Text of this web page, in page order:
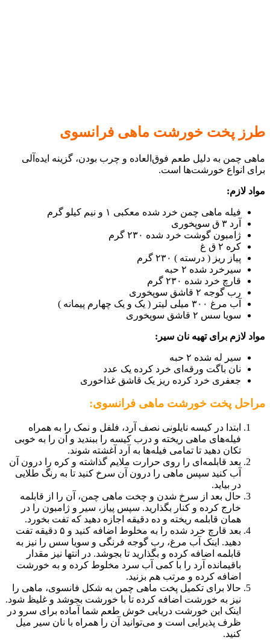
طرز پخت خورشت ماهی فرانسوی
ماهی چمن به دلیل طعم فوق‌العاده و چرب بودن، گزینه ایده‌آلی
برای انواع خورشت‌ها است.
مواد لازم:
فیله ماهی چمن خرد شده معکبی ۱ و نیم کیلو گرم
آرد ۳ ق سوپخوری
ژامبون گوشت خرد شده ۲۳۰ گرم
کره ۲ ق غ
پیاز ریز ( درسته ) ۲۳۰ گرم
سیرخرد شده ۲ حبه
قارچ خرد شده ۲۳۰ گرم
رب گوجه ۲ قاشق سوپخوری
آب مرغ ۳۰۰ میلی لیتر ( یک و یک چهارم پیمانه )
سویا سس ۲ قاشق سوپخوری
مواد لازم برای تهیه نان سیر:
سیر له شده ۲ حبه
نان باگت ورقه‌ای خرد کرده یک عدد
جعفری خرد کرده ریز یک قاشق غذاخوری
مراحل پخت خورشت ماهی فرانسوی:
ابتدا در کیسه نایلونی نصف آرد، فلفل و نمک را به همراه
فیله‌های ماهی ریخته و درب کیسه را ببندید و آن را به خوبی
تکان دهید تا تمامی فیله‌ها به آرد آغشته شوند.
بعد قابلمه‌‌ای را روی حرارت ملایم گذاشته و کره را درون آن
آب کنید سپس ماهی را درون آن سرخ کنید تا به رنگ طلایی
در بیاید.
حال بعد از سرخ شدن و چخت ماهی چمن، آن را از قابلمه
خارج کرده و کنار بگذارید. سپس پیاز، سیر و ژامبون را در
همان قابلمه ریخته و ده دقیقه اجازه دهید که تفت بخورد.
بعد قارچ خرد شده را به مخلوط اضافه کنید و ۵ دقیقه تفت
دهید. اینک آب مرغ، رب گوجه فرنگی و سویا سس را نیز به
قابلمه اضافه کرده و بگذارید تا بجوشد. در انتها نیز مقدار
باقیمانده آرد را با کمی آب سرد مخلوط کرده و به خورشت
اضافه کرده و مرتب هم بزنید.
حالا برای تکمیل پخت ماهی چمن به شکل فانسوی، ماهی را
نیز به خورشت اضافه کرده تا با خورشت بجوشد و غلیظ شود.
اینک این خورشت دریایی خوش طعم شما آماده برای سرو در
ظرف پذیرایی است و می‌توانید آن را همراه با نان سیر میل
کنید.